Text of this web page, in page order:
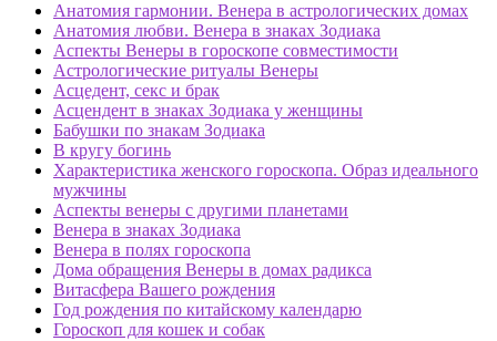
Анатомия гармонии. Венера в астрологических домах
Анатомия любви. Венера в знаках Зодиака
Аспекты Венеры в гороскопе совместимости
Астрологические ритуалы Венеры
Асцедент, секс и брак
Асцендент в знаках Зодиака у женщины
Бабушки по знакам Зодиака
В кругу богинь
Характеристика женского гороскопа. Образ идеального
мужчины
Аспекты венеры с другими планетами
Венера в знаках Зодиака
Венера в полях гороскопа
Дома обращения Венеры в домах радикса
Витасфера Вашего рождения
Год рождения по китайскому календарю
Гороскоп для кошек и собак